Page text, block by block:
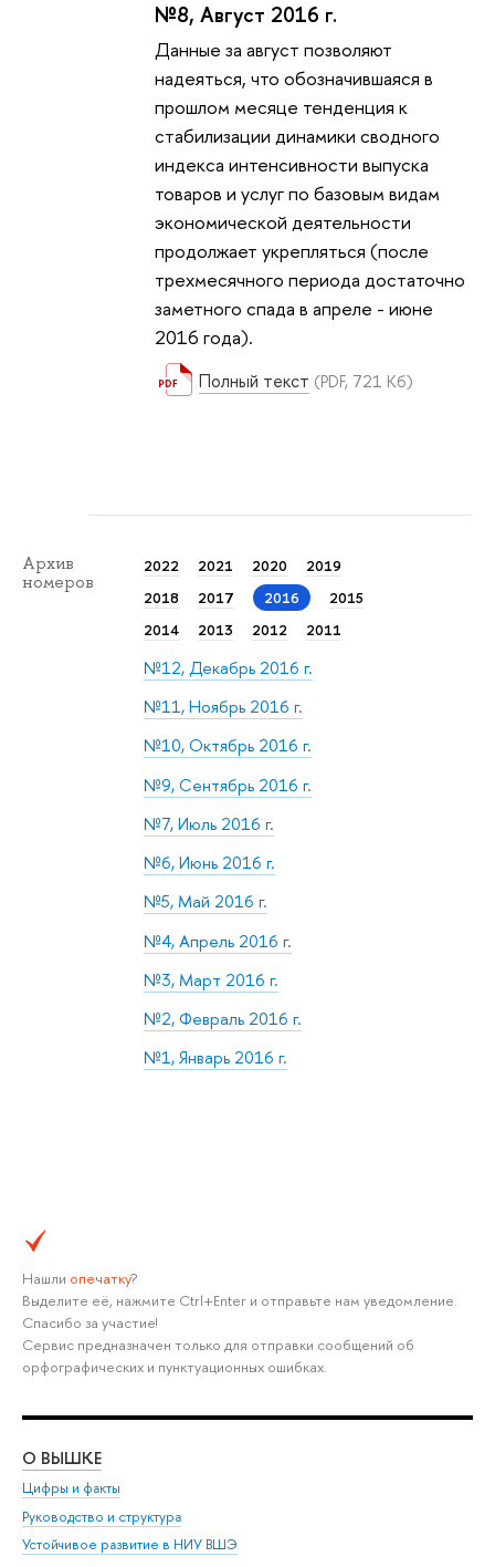
№8, Август 2016 г.
Данные за август позволяют
надеяться, что обозначившаяся в
прошлом месяце тенденция к
стабилизации динамики сводного
индекса интенсивности выпуска
товаров и услуг по базовым видам
экономической деятельности
продолжает укрепляться (после
трехмесячного периода достаточно
заметного спада в апреле - июне
2016 года).
Полный текст (PDF, 721 Кб)
Архив
номеров
2022 2021 2020
2019
2018
2017 2016
2015
2014
2013 2012 2011
№12, Декабрь 2016 г.
№11, Ноябрь 2016 г.
№10, Октябрь 2016 г.
№9, Сентябрь 2016 г.
№7, Июль 2016 г.
№6, Июнь 2016 г.
№5, Май 2016 г.
№4, Апрель 2016 г.
№3, Март 2016 г.
№2, Февраль 2016 г.
№1, Январь 2016 г.
Нашли опечатку?
Выделите её, нажмите Ctrl+Enter и отправьте нам уведомление.
Спасибо за участие!
Сервис предназначен только для отправки сообщений об
орфографических и пунктуационных ошибках.
О ВЫШКЕ
Цифры и факты
Руководство и структура
Устойчивое развитие в НИУ ВШЭ